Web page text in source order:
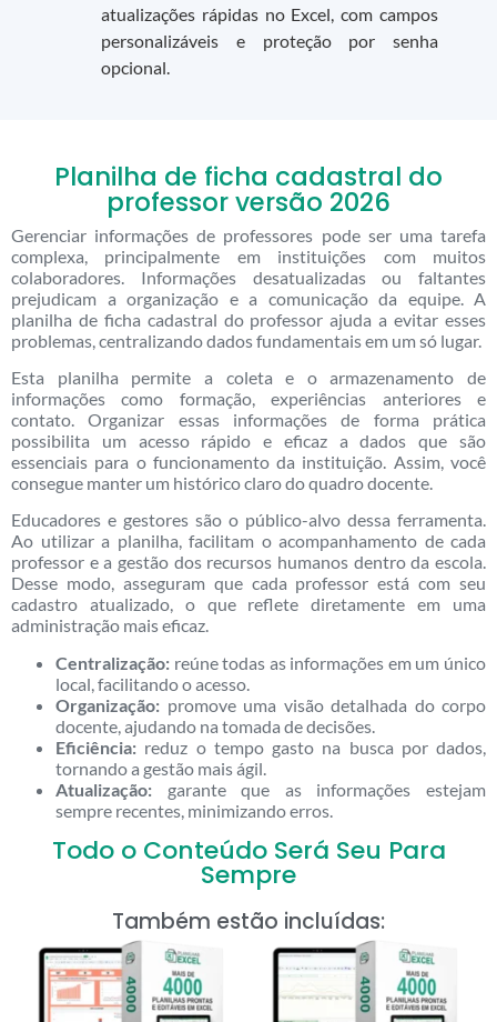
atualizações rápidas no Excel, com campos
personalizáveis e proteção por senha
opcional.
Planilha de ficha cadastral do
professor versão 2026
Gerenciar informações de professores pode ser uma tarefa
complexa, principalmente em instituições com muitos
colaboradores. Informações desatualizadas ou faltantes
prejudicam a organização e a comunicação da equipe. A
planilha de ficha cadastral do professor ajuda a evitar esses
problemas, centralizando dados fundamentais em um só lugar.
Esta planilha permite a coleta e o armazenamento de
informações como formação, experiências anteriores e
contato. Organizar essas informações de forma prática
possibilita um acesso rápido e eficaz a dados que são
essenciais para o funcionamento da instituição. Assim, você
consegue manter um histórico claro do quadro docente.
Educadores e gestores são o público-alvo dessa ferramenta.
Ao utilizar a planilha, facilitam o acompanhamento de cada
professor e a gestão dos recursos humanos dentro da escola.
Desse modo, asseguram que cada professor está com seu
cadastro atualizado, o que reflete diretamente em uma
administração mais eficaz.
Centralização: reúne todas as informações em um único
local, facilitando o acesso.
Organização: promove uma visão detalhada do corpo
docente, ajudando na tomada de decisões.
Eficiência: reduz o tempo gasto na busca por dados,
tornando a gestão mais ágil.
Atualização: garante que as informações estejam
sempre recentes, minimizando erros.
Todo o Conteúdo Será Seu Para
Sempre
Também estão incluídas: